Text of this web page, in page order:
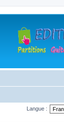
Langue :